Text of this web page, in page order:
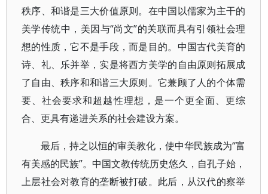
秩序、和谐是三大价值原则。在中国以儒家为主干的
美学传统中，美因与“尚文”的关联而具有引领社会理
想的性质，它不是手段，而是目的。中国古代美育的
诗、礼、乐并举，实是将西方美学的自由原则拓展成
了自由、秩序和和谐三大原则。它兼顾了人的个体需
要、社会要求和超越性理想，是一个更全面、更综
合、更具有递进关系的社会建设方案。
最后，持之以恒的审美教化，使中华民族成为“富
有美感的民族”。中国文教传统历史悠久，自孔子始，
上层社会对教育的垄断被打破。此后，从汉代的察举